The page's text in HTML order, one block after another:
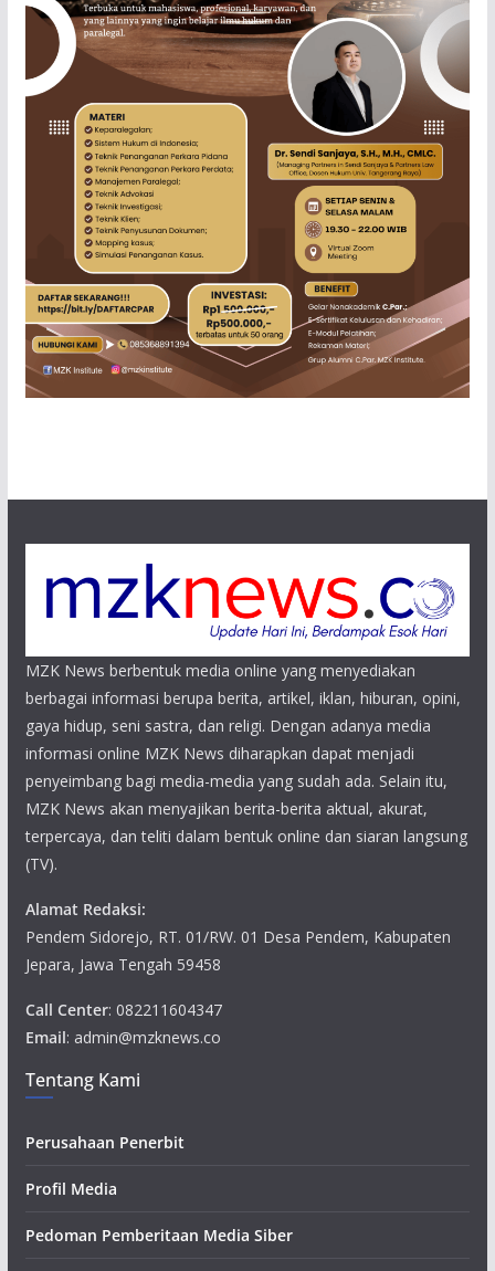
MZK News berbentuk media online yang menyediakan
berbagai informasi berupa berita, artikel, iklan, hiburan, opini,
gaya hidup, seni sastra, dan religi. Dengan adanya media
informasi online MZK News diharapkan dapat menjadi
penyeimbang bagi media-media yang sudah ada. Selain itu,
MZK News akan menyajikan berita-berita aktual, akurat,
terpercaya, dan teliti dalam bentuk online dan siaran langsung
(TV).
Alamat Redaksi:
Pendem Sidorejo, RT. 01/RW. 01 Desa Pendem, Kabupaten
Jepara, Jawa Tengah 59458
Call Center: 082211604347
Email: admin@mzknews.co
Tentang Kami
Perusahaan Penerbit
Profil Media
Pedoman Pemberitaan Media Siber